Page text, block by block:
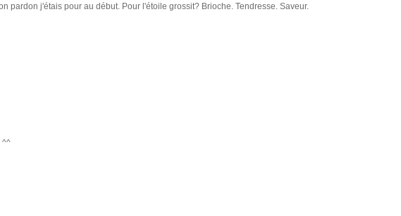
pardon j'étais pour au début. Pour l'étoile grossit? Brioche. Tendresse. Saveur.
^^